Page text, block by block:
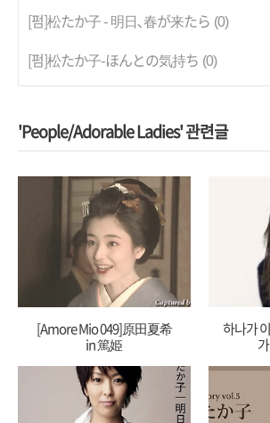
[펌]松たか子 - 明日､春が来たら (0)
[펌]松たか子-ほんとの気持ち (0)
'People/Adorable Ladies' 관련글
[Amore Mio 049]原田夏希
in 篤姫
하나가